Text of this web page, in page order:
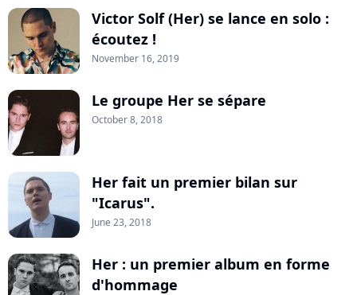
Victor Solf (Her) se lance en solo :
écoutez !
November 16, 2019
Le groupe Her se sépare
October 8, 2018
Her fait un premier bilan sur
"Icarus".
June 23, 2018
Her : un premier album en forme
d'hommage